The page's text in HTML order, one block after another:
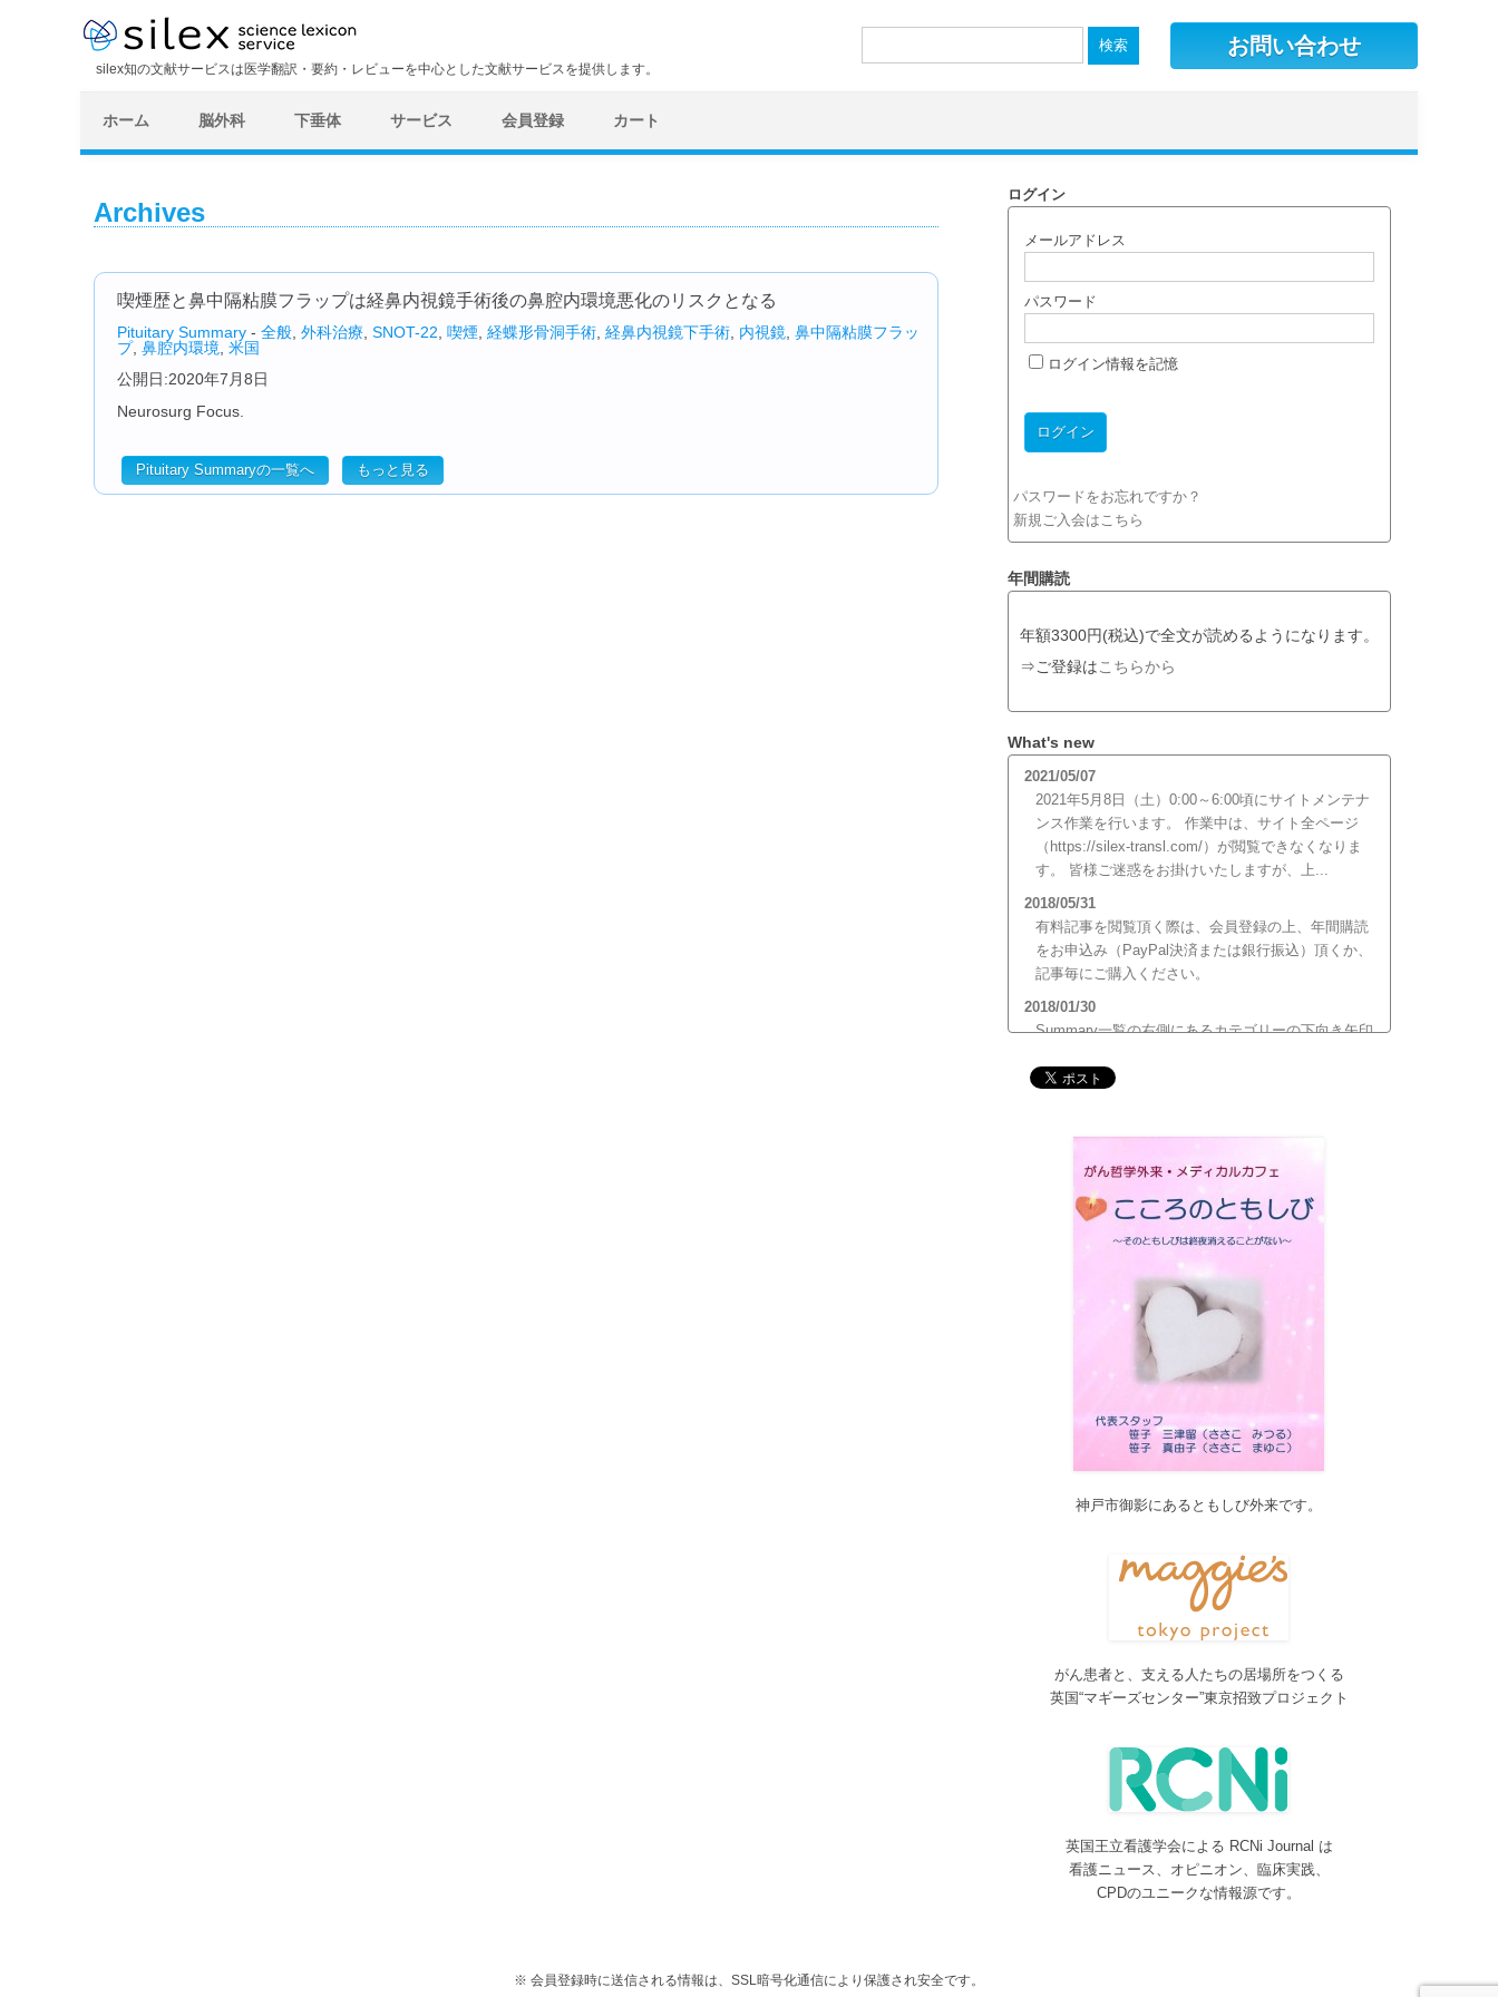
silex知の文献サービスは医学翻訳・要約・レビューを中心とした文献サービスを提供します。
検
お問い合わせ
ホーム 脳外科 下垂体 サービス 会員登録 カート
Archives
喫煙歴と鼻中隔粘膜フラップは経鼻内視鏡手術後の鼻腔内環境悪化のリスクとなる
Pituitary Summary - 全般 外科治療 SNOT-22 喫煙 経蝶形骨洞手術 経鼻内視鏡下手術 内視鏡 鼻中隔粘膜フラッ
プ, 鼻腔内環境 米国
公開日:2020年7月8日
Neurosurg Focus.
Pituitary Summaryの一覧へ もっと見る
ログイン
メールアドレス
パスワード
ログイン情報を記憶
パスワードをお忘れですか？
新規ご入会はこちら
年間購読
年額3300円(税込)で全文が読めるようになります。
⇒ご登録は こちらから
What's new
2021/05/07
2021年5月8日（土）0:00～6:00頃にサイトメンテナ
ンス作業を行います。 作業中は、サイト全ページ
（https://silex-transl.com/）が閲覧できなくなりま
す。 皆様ご迷惑をお掛けいたしますが、上...
2018/05/31
有料記事を閲覧頂く際は、会員登録の上、年間購読
をお申込み（PayPal決済または銀行振込）頂くか、
記事毎にご購入ください。
2018/01/30
Summary一覧の右側にあるカテゴリーの下向き矢印
ご覧頂きたいサブカテゴリーをクリックするとサブ
12月21日（木）22:00～翌22日（金）10:00頃にサイ
トメンテナンス作業を行います。 作業中は、サイト
全ページ（https://silex-transl.com/）が閲覧できな
くなります。 皆様ご迷惑をお掛けいた...
11月1日をもって組織を合同会社に改め、Silex
Press合同会社を設立いたしました。
Global Health Review食は「地中海的」に?
しました。
サービス内容のページに「医の知の共有」を追加し
め、一部カテゴリーが表示されなくなります。ご迷
惑をおかけしますが、何卒ご理解いただけますよう
お願いいたします。
Neurosurgery Summary・Pituitary Summaryにおい
て、分類を追加しました。各一覧の右側の「カテゴ
脳神経外科関連論文をエキスパートが海外誌から厳
選し日本語で紹介するNeurosurgery Summaryを公
2016/08/08
間脳下垂体を中心とした論文をエキスパートが海外
誌から厳選し日本語で紹介するPituitary Summaryを
神戸市御影にあるともしび外来です。
がん患者と、支える人たちの居場所をつくる
英国“マギーズセンター”東京招致プロジェクト
英国王立看護学会による RCNi Journal は
看護ニュース、オピニオン、臨床実践、
CPDのユニークな情報源です。
会員登録時に送信される情報は、SSL暗号化通信により保護され安全です。